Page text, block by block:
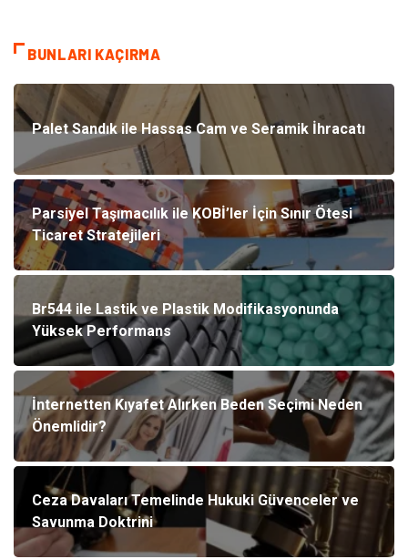
BUNLARI KAÇIRMA
Palet Sandık ile Hassas Cam ve Seramik İhracatı
Parsiyel Taşımacılık ile KOBİ’ler İçin Sınır Ötesi
Ticaret Stratejileri
Br544 ile Lastik ve Plastik Modifikasyonunda
Yüksek Performans
İnternetten Kıyafet Alırken Beden Seçimi Neden
Önemlidir?
Ceza Davaları Temelinde Hukuki Güvenceler ve
Savunma Doktrini